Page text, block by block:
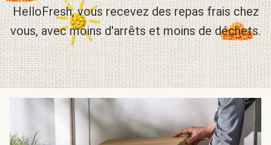
HelloFresh, vous recevez des repas frais chez
vous, avec moins d'arrêts et moins de déchets.